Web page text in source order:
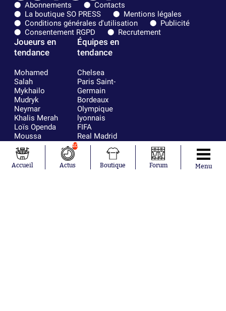
Abonnements
Contacts
La boutique SO PRESS
Mentions légales
Conditions générales d'utilisation
Publicité
Consentement RGPD
Recrutement
Joueurs en
tendance
Mohamed
Salah
Mykhailo
Mudryk
Neymar
Khalis Merah
Loïs Openda
Moussa
Niakhaté
Nicolás
Tagliafico
Pavel Šulc
Équipes en
tendance
Chelsea
Paris Saint-
Germain
Bordeaux
Olympique
lyonnais
FIFA
Real Madrid
RC Strasbourg
AC Milan
RC Lens
Accueil
10
Actus Boutique Forum Menu